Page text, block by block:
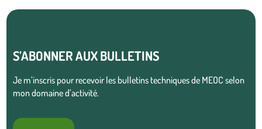
S’ABONNER AUX BULLETINS
Je m’inscris pour recevoir les bulletins techniques de MEOC selon
mon domaine d’activité.